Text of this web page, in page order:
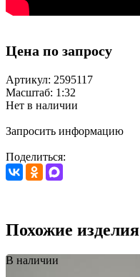
Цена по запросу
Артикул: 2595117
Масштаб: 1:32
Нет в наличии
Запросить информацию
Поделиться:
Похожие изделия
В наличии